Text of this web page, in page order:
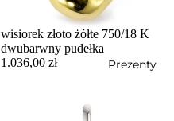
Prezenty
wisiorek złoto żółte 750/18 K
dwubarwny pudełka
1.036,00 zł